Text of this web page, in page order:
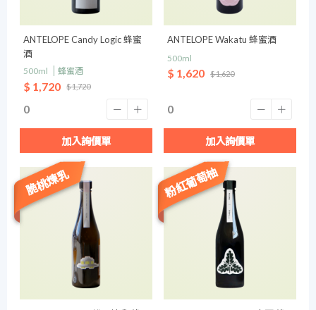
ANTELOPE Candy Logic 蜂蜜
酒
500ml 蜂蜜酒
$ 1,720 $ 1,720
加入詢價單
ANTELOPE Wakatu 蜂蜜酒
500ml
$ 1,620 $ 1,620
加入詢價單
脆桃煉乳 粉紅葡萄柚